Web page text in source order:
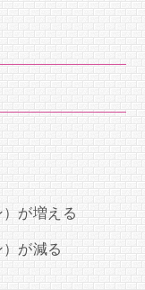
が増える
が減る